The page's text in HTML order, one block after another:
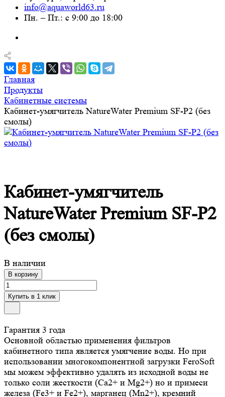
info@aquaworld63.ru
Пн. – Пт.: с 9:00 до 18:00
Главная
Продукты
Кабинетные системы
Кабинет-умягчитель NatureWater Premium SF-P2 (без
смолы)
Кабинет-умягчитель
NatureWater Premium SF-P2
(без смолы)
В наличии
В корзину
Купить в 1 клик
Гарантия 3 года
Основной областью применения фильтров
кабинетного типа является умягчение воды. Но при
использовании многокомпонентной загрузки FeroSoft
мы можем эффективно удалять из исходной воды не
только соли жесткости (Ca2+ и Mg2+) но и примеси
железа (Fe3+ и Fe2+), марганец (Mn2+), кремний